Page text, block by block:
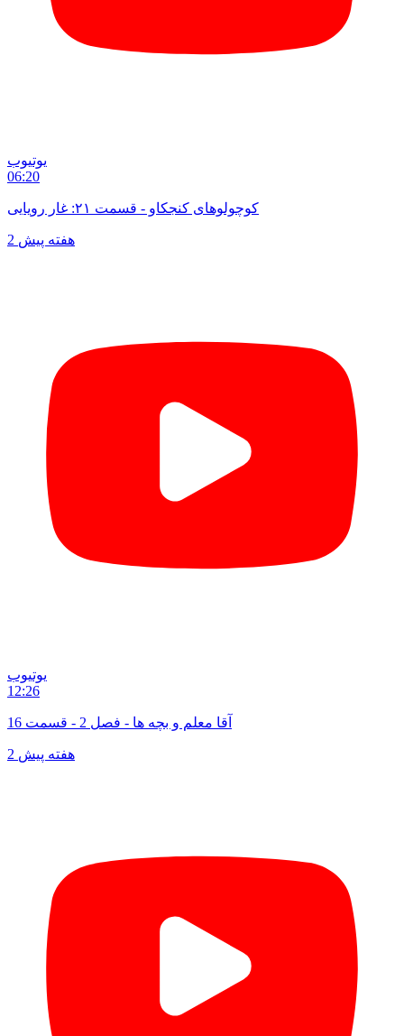
یوتیوب
06:20
کوچولوهای کنجکاو - قسمت ۲۱: غار رویایی
2 هفته پیش
یوتیوب
12:26
آقا معلم و بچه ها - فصل 2 - قسمت 16
2 هفته پیش